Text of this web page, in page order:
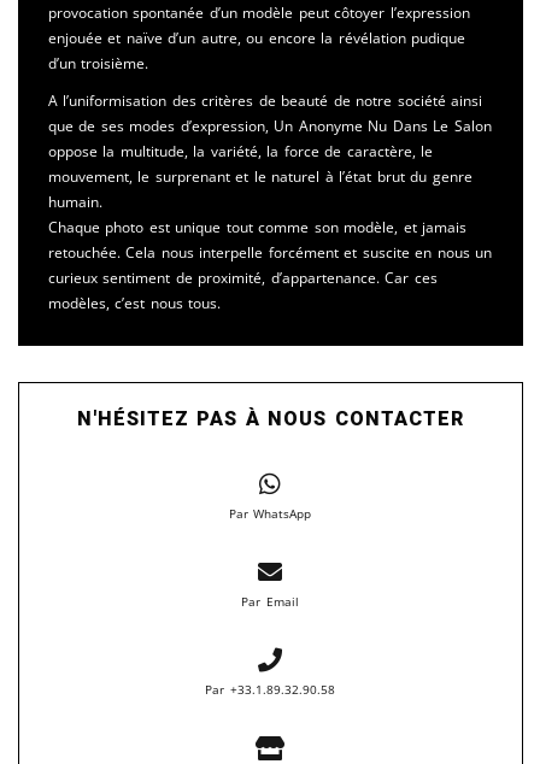
provocation spontanée d’un modèle peut côtoyer l’expression
enjouée et naïve d’un autre, ou encore la révélation pudique
d’un troisième.
A l’uniformisation des critères de beauté de notre société ainsi
que de ses modes d’expression, Un Anonyme Nu Dans Le Salon
oppose la multitude, la variété, la force de caractère, le
mouvement, le surprenant et le naturel à l’état brut du genre
humain.
Chaque photo est unique tout comme son modèle, et jamais
retouchée. Cela nous interpelle forcément et suscite en nous un
curieux sentiment de proximité, d’appartenance. Car ces
modèles, c’est nous tous.
N'HÉSITEZ PAS À NOUS CONTACTER
Par WhatsApp
Par Email
Par +33.1.89.32.90.58